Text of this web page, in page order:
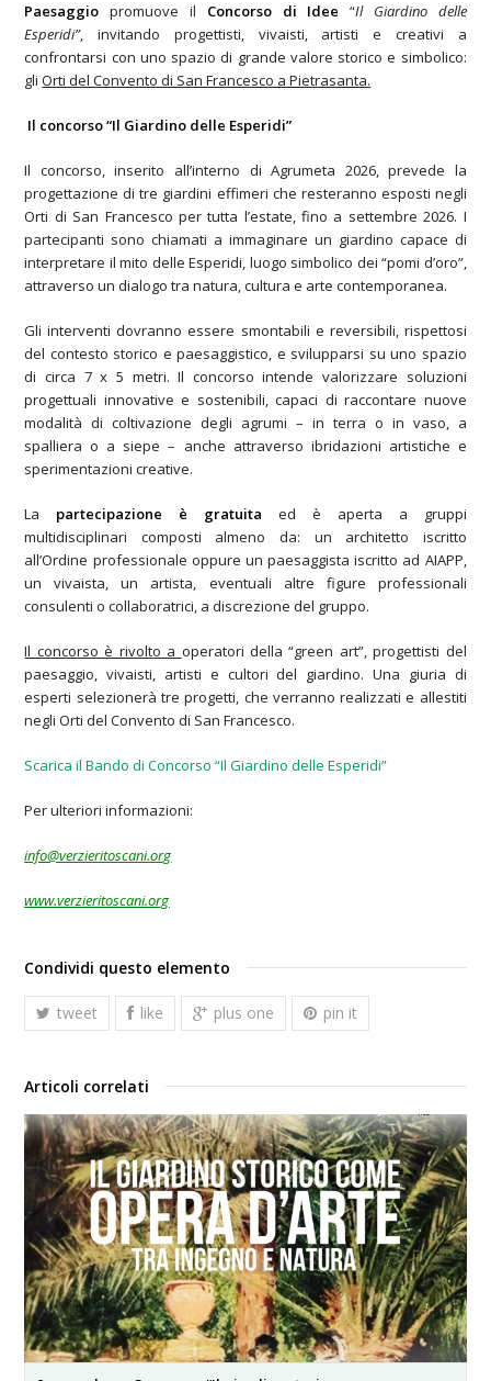
Paesaggiopromuove il Concorso di Idee “Il Giardino delle
Esperidi”, invitando progettisti, vivaisti, artisti e creativi a
confrontarsi con uno spazio di grande valore storico e simbolico:
gliOrti del Convento di San Francesco a Pietrasanta.
Il concorso “Il Giardino delle Esperidi”
Il concorso, inserito all’interno di Agrumeta 2026, prevede la
progettazione di tre giardini effimeri che resteranno esposti negli
Orti di San Francesco per tutta l’estate, fino a settembre 2026. I
partecipanti sono chiamati a immaginare un giardino capace di
interpretare il mito delle Esperidi, luogo simbolico dei “pomi d’oro”,
attraverso un dialogo tra natura, cultura e arte contemporanea.
Gli interventi dovranno essere smontabili e reversibili, rispettosi
del contesto storico e paesaggistico, e svilupparsi su uno spazio
di circa 7 x 5 metri. Il concorso intende valorizzare soluzioni
progettuali innovative e sostenibili, capaci di raccontare nuove
modalità di coltivazione degli agrumi – in terra o in vaso, a
spalliera o a siepe – anche attraverso ibridazioni artistiche e
sperimentazioni creative.
La partecipazione è gratuita ed è aperta a gruppi
multidisciplinari composti almeno da: un architetto iscritto
all’Ordine professionale oppure un paesaggista iscritto ad AIAPP,
un vivaista, un artista, eventuali altre figure professionali
consulenti o collaboratrici, a discrezione del gruppo.
Il concorso è rivolto a operatori della “green art”, progettisti del
paesaggio, vivaisti, artisti e cultori del giardino. Una giuria di
esperti selezionerà tre progetti, che verranno realizzati e allestiti
negli Orti del Convento di San Francesco.
Scarica il Bando di Concorso “Il Giardino delle Esperidi”
Per ulteriori informazioni:
info@verzieritoscani.org
www.verzieritoscani.org
Condividi questo elemento
tweet like plus one pin it
Articoli correlati